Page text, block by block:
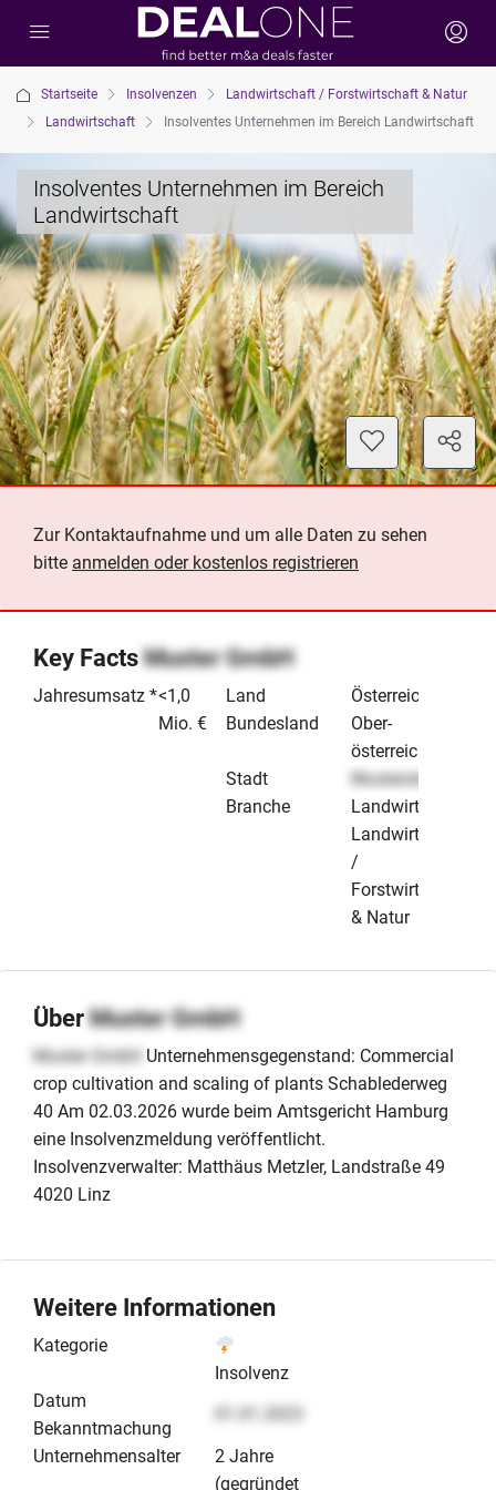
Startseite Insolvenzen
Landwirtschaft / Forstwirtschaft & Natur
Landwirtschaft
Insolventes Unternehmen im Bereich Landwirtschaft
Insolventes Unternehmen im Bereich
Landwirtschaft
Zur Kontaktaufnahme und um alle Daten zu sehen
bitte anmelden oder kostenlos registrieren
Key FactsMuster GmbH
Jahresumsatz *<1,0
Mio. €
Land
Österreich
Bundesland
Ober­
österreich
Stadt
Musterstadt
Branche
Landwirtschaft
Landwirtschaft
/
Forstwirtschaft
& Natur
ÜberMuster GmbH
Muster GmbH Unternehmensgegenstand: Commercial
crop cultivation and scaling of plants Schablederweg
40 Am 02.03.2026 wurde beim Amtsgericht Hamburg
eine Insolvenzmeldung veröffentlicht.
Insolvenzverwalter: Matthäus Metzler, Landstraße 49
4020 Linz
Weitere Informationen
Kategorie
Insolvenz
Datum
Bekanntmachung
Unternehmensalter
2 Jahre
(gegründet